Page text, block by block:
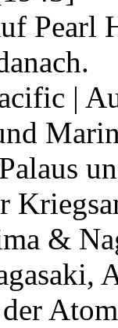
Pearl
|
&